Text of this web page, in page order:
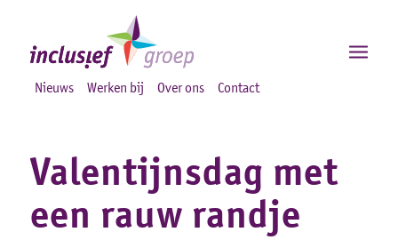
Nieuws Werken bij Over ons Contact
Valentijnsdag met
een rauw randje